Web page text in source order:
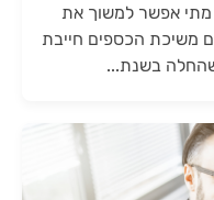
מתי אפשר למשוך את
משיכת הכספים חייבת
שהחלה בשנת...